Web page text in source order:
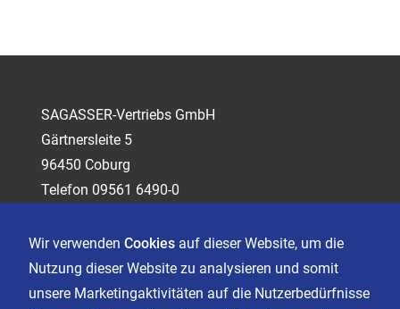
SAGASSER-Vertriebs GmbH
Gärtnersleite 5
96450 Coburg
Telefon 09561 6490-0
Wir verwenden Cookies auf dieser Website, um die
Nutzung dieser Website zu analysieren und somit
unsere Marketingaktivitäten auf die Nutzerbedürfnisse